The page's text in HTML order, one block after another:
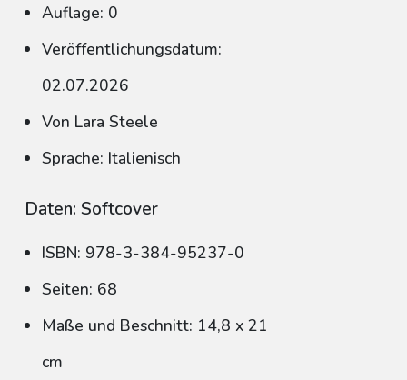
Auflage: 0
Veröffentlichungsdatum:
02.07.2026
Von Lara Steele
Sprache: Italienisch
Daten: Softcover
ISBN: 978-3-384-95237-0
Seiten: 68
Maße und Beschnitt: 14,8 x 21
cm